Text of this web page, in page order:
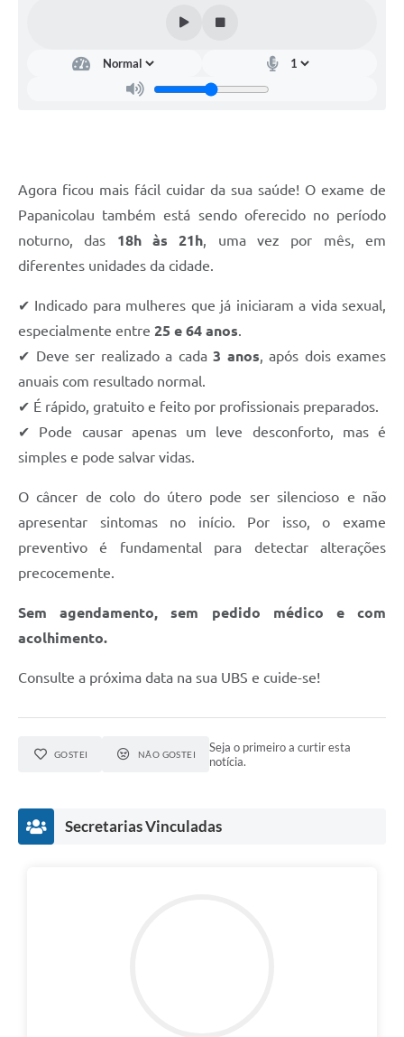
Agora ficou mais fácil cuidar da sua saúde! O exame de
Papanicolau também está sendo oferecido no período
noturno, das 18h às 21h, uma vez por mês, em
diferentes unidades da cidade.
✔ Indicado para mulheres que já iniciaram a vida sexual,
especialmente entre 25 e 64 anos.
✔ Deve ser realizado a cada 3 anos, após dois exames
anuais com resultado normal.
✔ É rápido, gratuito e feito por profissionais preparados.
✔ Pode causar apenas um leve desconforto, mas é
simples e pode salvar vidas.
O câncer de colo do útero pode ser silencioso e não
apresentar sintomas no início. Por isso, o exame
preventivo é fundamental para detectar alterações
precocemente.
Sem agendamento, sem pedido médico e com
acolhimento.
Consulte a próxima data na sua UBS e cuide-se!
GOSTEI NÃO GOSTEI
Seja o primeiro a curtir esta
notícia.
Secretarias Vinculadas